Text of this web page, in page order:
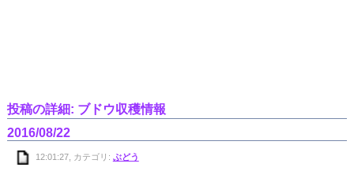
投稿の詳細: ブドウ収穫情報
2016/08/22
12:01:27, カテゴリ: ぶどう